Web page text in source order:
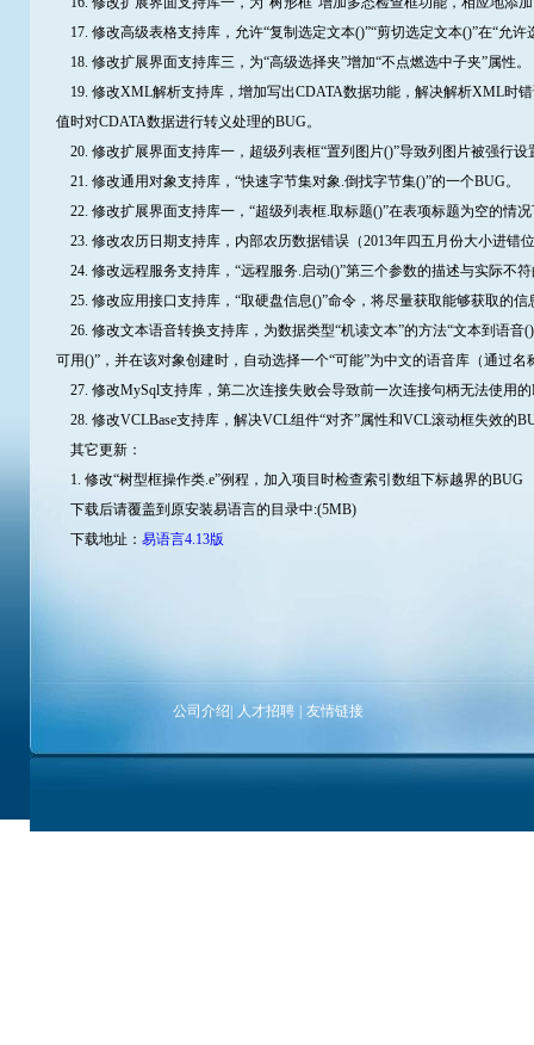
17. 修改高级表格支持库，允许“复制选定文本()”“剪切选定文本()”在“允
18. 修改扩展界面支持库三，为“高级选择夹”增加“不点燃选中子夹”属性。
19. 修改XML解析支持库，增加写出CDATA数据功能，解决解析XML时
值时对CDATA数据进行转义处理的BUG。
20. 修改扩展界面支持库一，超级列表框“置列图片()”导致列图片被强行设
21. 修改通用对象支持库，“快速字节集对象.倒找字节集()”的一个BUG。
22. 修改扩展界面支持库一，“超级列表框.取标题()”在表项标题为空的情
23. 修改农历日期支持库，内部农历数据错误（2013年四五月份大小进错
24. 修改远程服务支持库，“远程服务.启动()”第三个参数的描述与实际不
25. 修改应用接口支持库，“取硬盘信息()”命令，将尽量获取能够获取的
26. 修改文本语音转换支持库，为数据类型“机读文本”的方法“文本到语音
可用()”，并在该对象创建时，自动选择一个“可能”为中文的语音库（通过名
27. 修改MySql支持库，第二次连接失败会导致前一次连接句柄无法使用
28. 修改VCLBase支持库，解决VCL组件“对齐”属性和VCL滚动框失效的
其它更新：
1. 修改“树型框操作类.e”例程，加入项目时检查索引数组下标越界的BUG
下载后请覆盖到原安装易语言的目录中:(5MB)
下载地址： 易语言4.13版
公司介绍 人才招聘 友情链接